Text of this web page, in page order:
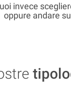
invece
oppure andare